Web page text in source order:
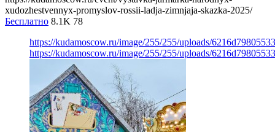
xudozhestvennyx-promyslov-rossii-ladja-zimnjaja-skazka-2025/
Бесплатно 8.1K 78
https://kudamoscow.ru/image/255/255/uploads/
https://kudamoscow.ru/image/255/255/uploads/